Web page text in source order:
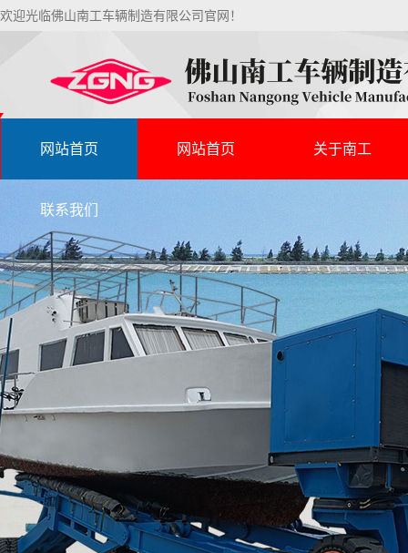
欢迎光临佛山南工车辆制造有限公司官网！
网站首页 网站首页 关于南工
联系我们